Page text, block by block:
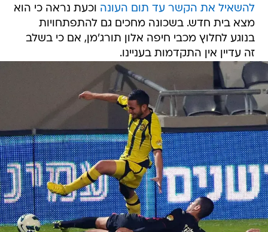
להשאיל את הקשר עד תום העונה וכעת נראה כי הוא
מצא בית חדש. בשכונה מחכים גם להתפתחויות
בנוגע לחלוץ מכבי חיפה אלון תורג'מן, אם כי בשלב
זה עדיין אין התקדמות בעניינו.